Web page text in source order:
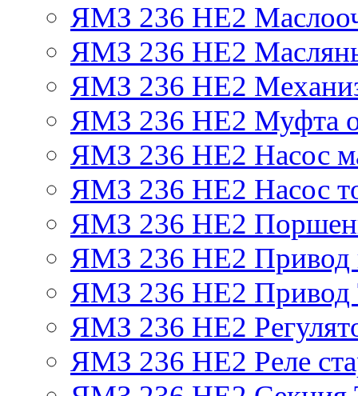
ЯМЗ 236 НЕ2
ЯМЗ 236 НЕ2
ЯМЗ 236 НЕ2
ЯМЗ 236 НЕ2 Муфта
ЯМЗ 236 НЕ2 Насос
ЯМЗ 236 НЕ2 Насос
ЯМЗ 236 НЕ2
ЯМЗ 236 НЕ2 Привод
ЯМЗ 236 НЕ2
ЯМЗ 236 НЕ2
ЯМЗ 236 НЕ2 Реле